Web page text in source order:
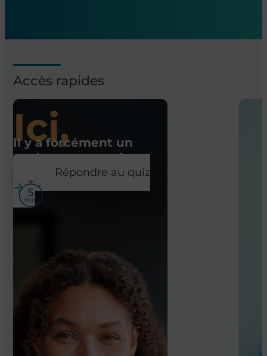
Accès rapides
Ici,
Il y a forcément un
poste pour vous !
Répondre au quiz